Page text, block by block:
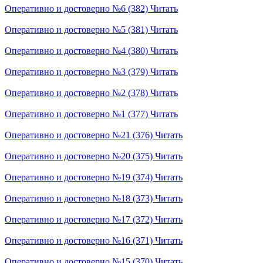
Оперативно и достоверно №6 (382) Читать
Оперативно и достоверно №5 (381) Читать
Оперативно и достоверно №4 (380) Читать
Оперативно и достоверно №3 (379) Читать
Оперативно и достоверно №2 (378) Читать
Оперативно и достоверно №1 (377) Читать
Оперативно и достоверно №21 (376) Читать
Оперативно и достоверно №20 (375) Читать
Оперативно и достоверно №19 (374) Читать
Оперативно и достоверно №18 (373) Читать
Оперативно и достоверно №17 (372) Читать
Оперативно и достоверно №16 (371) Читать